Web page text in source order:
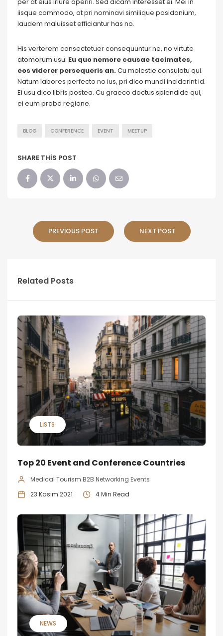
iisque commodo, at pri nominavi similique posidonium,
laudem maluisset efficiantur has no.
His verterem consectetuer consequuntur ne, no virtute
atomorum usu. Eu quo nemore causae tacimates,
eos viderer persequeris an.Cu molestie consulatu qui.
Natum labores perfecto no ius, pri dico mundi inciderint id.
Ei usu dico libris postea. Cu graeco doctus splendide qui,
ei eum probo regione.
BLOG CONFERENCE EVENT MEETUP
SHARE THIS POST
PREVIOUS POST NEXT POST
Related Posts
LISTS
Top 20 Event and Conference Countries
Medical Tourism B2B Networking Events
23 Kasım 2021
4 Min Read
NEWS